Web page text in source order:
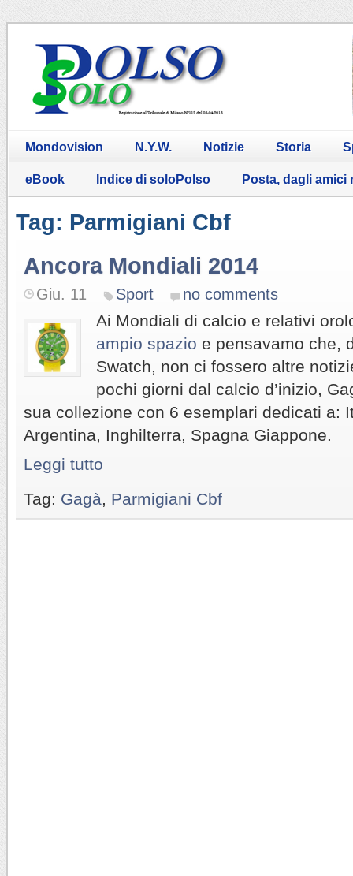
Mondovision N.Y.W. Notizie Storia
eBook Indice di soloPolso Posta, dagli amici
Tag: Parmigiani Cbf
Ancora Mondiali 2014
Giu. 11 Sport no comments
Ai Mondiali di calcio e relativi
ampio spazio e pensavamo che,
Swatch, non ci fossero altre
pochi giorni dal calcio d’inizio,
sua collezione con 6 esemplari dedicati a:
Argentina, Inghilterra, Spagna Giappone.
Leggi tutto
Tag: Gagà Parmigiani Cbf